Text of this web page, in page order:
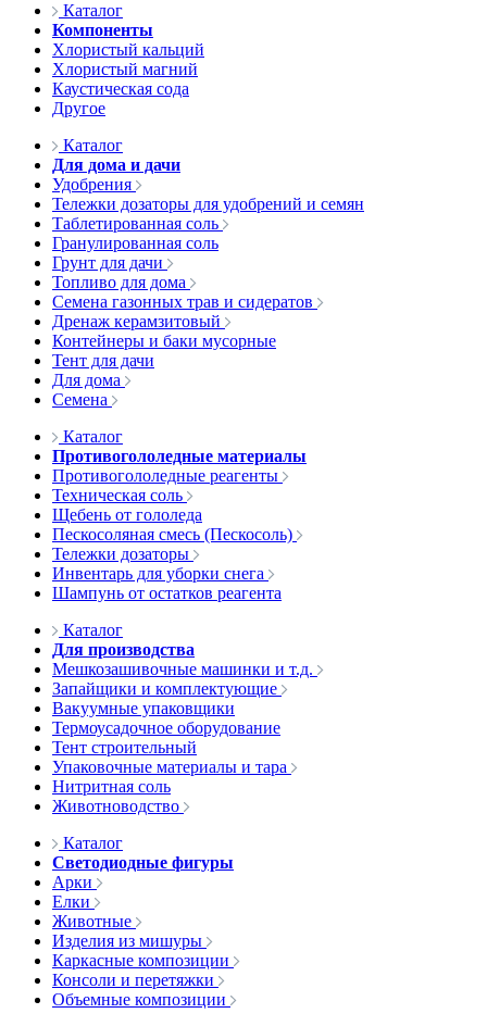
Каталог
Компоненты
Хлористый кальций
Хлористый магний
Каустическая сода
Другое
Каталог
Для дома и дачи
Удобрения
Тележки дозаторы для удобрений и семян
Таблетированная соль
Гранулированная соль
Грунт для дачи
Топливо для дома
Семена газонных трав и сидератов
Дренаж керамзитовый
Контейнеры и баки мусорные
Тент для дачи
Для дома
Семена
Каталог
Противогололедные материалы
Противогололедные реагенты
Техническая соль
Щебень от гололеда
Пескосоляная смесь (Пескосоль)
Тележки дозаторы
Инвентарь для уборки снега
Шампунь от остатков реагента
Каталог
Для производства
Мешкозашивочные машинки и т.д.
Запайщики и комплектующие
Вакуумные упаковщики
Термоусадочное оборудование
Тент строительный
Упаковочные материалы и тара
Нитритная соль
Животноводство
Каталог
Светодиодные фигуры
Арки
Елки
Животные
Изделия из мишуры
Каркасные композиции
Консоли и перетяжки
Объемные композиции